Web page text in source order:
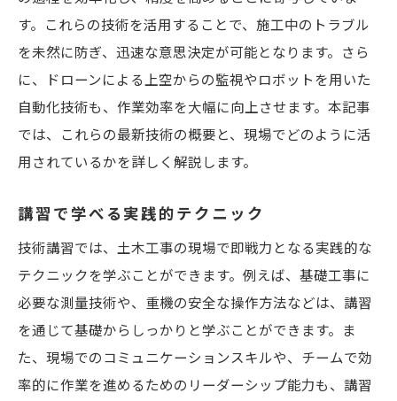
す。これらの技術を活用することで、施工中のトラブル
を未然に防ぎ、迅速な意思決定が可能となります。さら
に、ドローンによる上空からの監視やロボットを用いた
自動化技術も、作業効率を大幅に向上させます。本記事
では、これらの最新技術の概要と、現場でどのように活
用されているかを詳しく解説します。
講習で学べる実践的テクニック
技術講習では、土木工事の現場で即戦力となる実践的な
テクニックを学ぶことができます。例えば、基礎工事に
必要な測量技術や、重機の安全な操作方法などは、講習
を通じて基礎からしっかりと学ぶことができます。ま
た、現場でのコミュニケーションスキルや、チームで効
率的に作業を進めるためのリーダーシップ能力も、講習